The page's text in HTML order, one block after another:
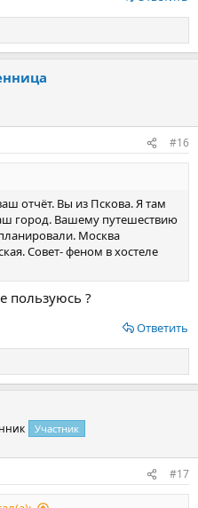
#16
отчёт. Вы из Пскова. Я там
город. Вашему путешествию
Москва
Совет- феном в хостеле
пользуюсь ?
Ответить
Участник
#17